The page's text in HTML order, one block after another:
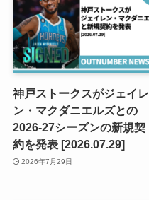
神戸ストークスがジェイレ
ン・マクダニエルズとの
2026-27シーズンの新規契
約を発表 [2026.07.29]
2026年7月29日